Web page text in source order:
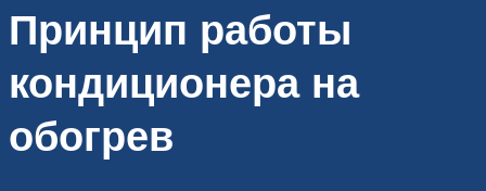
Принцип работы
кондиционера на
обогрев